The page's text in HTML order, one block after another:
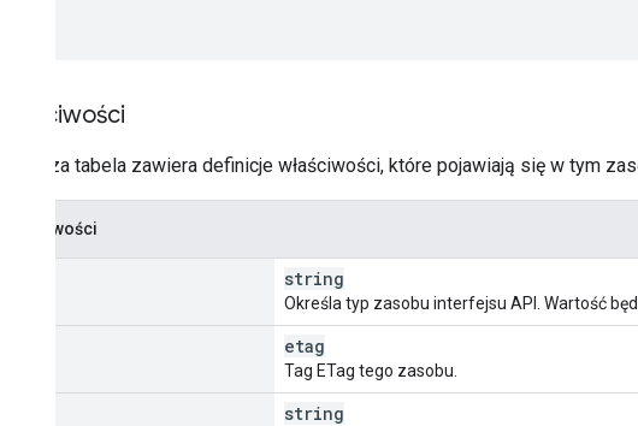
Właściwości
Poniższa tabela zawiera definicje właściwości, które pojawiają się w tym
Właściwości
string
Określa typ zasobu interfejsu API. Wartość
etag
Tag ETag tego zasobu.
string